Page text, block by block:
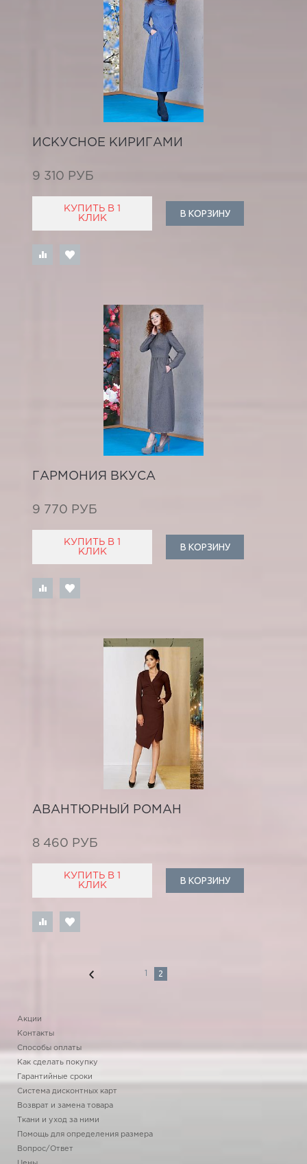
ИСКУСНОЕ КИРИГАМИ
9 310 РУБ
КУПИТЬ В 1
КЛИК
В КОРЗИНУ
ГАРМОНИЯ ВКУСА
9 770 РУБ
КУПИТЬ В 1
КЛИК
В КОРЗИНУ
АВАНТЮРНЫЙ РОМАН
8 460 РУБ
КУПИТЬ В 1
КЛИК
В КОРЗИНУ
1 2
Акции
Контакты
Способы оплаты
Как сделать покупку
Гарантийные сроки
Система дисконтных карт
Возврат и замена товара
Ткани и уход за ними
Помощь для определения размера
Вопрос/Ответ